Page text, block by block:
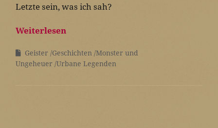
Letzte sein, was ich sah?
Weiterlesen
Geister Geschichten Monster und
Ungeheuer Urbane Legenden